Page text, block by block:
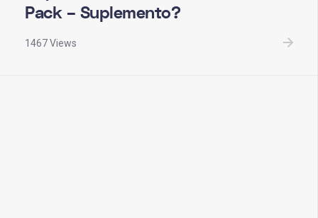
Pack – Suplemento?
1467 Views